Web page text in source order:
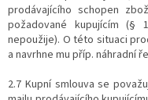
prodávajícího schopen
požadované kupujícím (§
nepoužije). O této situaci
a navrhne mu příp. náhradní
2.7 Kupní smlouva se